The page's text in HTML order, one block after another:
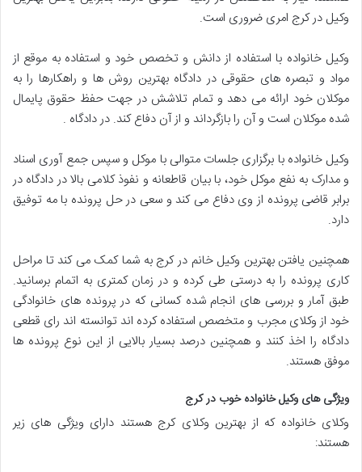
وکیل در کرج امری ضروری است.
وکیل خانواده با استفاده از دانش و تخصص خود و استفاده به موقع از
مواد و تبصره های حقوقی در دادگاه بهترین روش ها و راهکارها را به
موکلان خود ارائه می دهد و تمام تلاشش در جهت حفظ حقوق پایمال
شده موکلان است و آن را بازگرداند و از آن دفاع کند. در دادگاه .
وکیل خانواده با برگزاری جلسات متوالی با موکل و سپس جمع آوری اسناد
و مدارک به نفع موکل خود، با بیان قاطعانه و نفوذ کلامی بالا در دادگاه در
برابر قاضی پرونده از وی دفاع می کند و سعی در حل پرونده با مه توفیق
دارد.
همچنین یافتن بهترین وکیل خانم در کرج به شما کمک می کند تا مراحل
کاری پرونده را به درستی طی کرده و در زمان کمتری به اتمام برسانید.
طبق آمار و بررسی های انجام شده کسانی که در پرونده های خانوادگی
خود از وکلای مجرب و متخصص استفاده کرده اند توانسته اند رای قطعی
دادگاه را اخذ کنند و همچنین درصد بسیار بالایی از این نوع پرونده ها
موفق هستند.
ویژگی های وکیل خانواده خوب در کرج
وکلای خانواده که از بهترین وکلای کرج هستند دارای ویژگی های زیر
هستند: